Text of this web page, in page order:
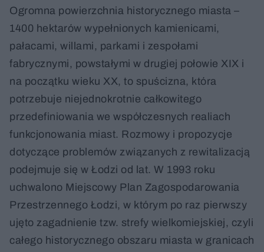
Ogromna powierzchnia historycznego miasta –
1400 hektarów wypełnionych kamienicami,
pałacami, willami, parkami i zespołami
fabrycznymi, powstałymi w drugiej połowie XIX i
na początku wieku XX, to spuścizna, która
potrzebuje niejednokrotnie całkowitego
przedefiniowania we współczesnych realiach
funkcjonowania miast. Rozmowy i propozycje
dotyczące problemów związanych z rewitalizacją
podejmuje się w Łodzi od lat. W 1993 roku
uchwalono Miejscowy Plan Zagospodarowania
Przestrzennego Łodzi, w którym po raz pierwszy
ujęto zagadnienie tzw. strefy wielkomiejskiej, czyli
całego historycznego obszaru miasta w granicach